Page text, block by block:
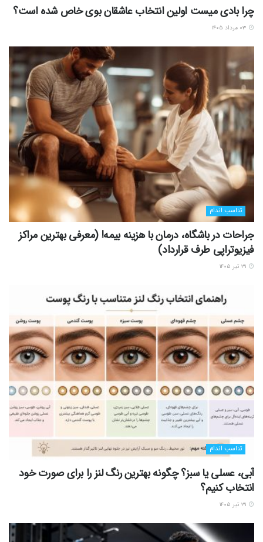
چرا بادی میست اولین انتخاب عاشقان بوی خاص شده است؟
تناسب اندام
جراحات در باشگاه، درمان با هزینه بیمه! (معرفی بهترین مراکز
فیزیوتراپی طرف قرارداد)
تناسب اندام
آبی، عسلی یا سبز؟ چگونه بهترین رنگ لنز را برای صورت خود
انتخاب کنیم؟